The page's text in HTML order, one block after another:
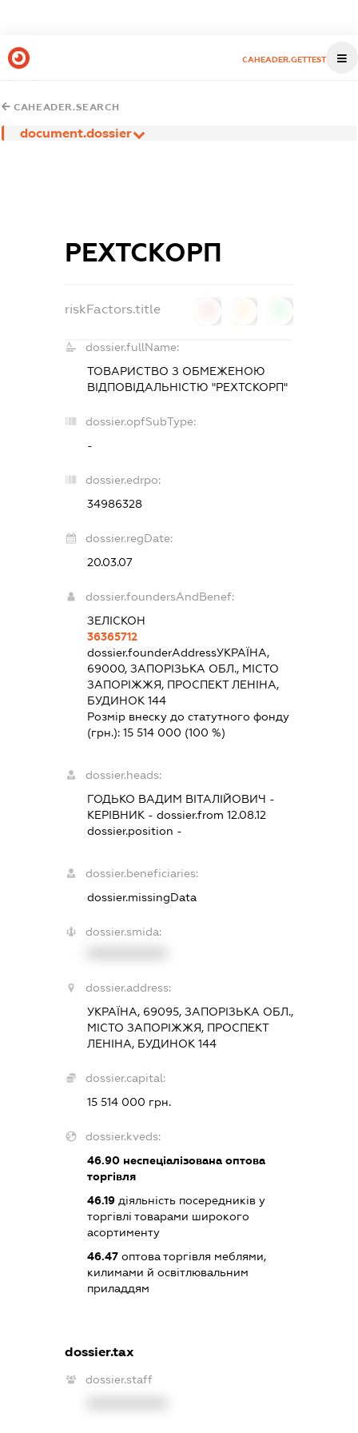
CAHEADER.GETTEST
CAHEADER.SEARCH
document.dossier
РЕХТСКОРП
riskFactors.title
dossier.fullName:
ТОВАРИСТВО З ОБМЕЖЕНОЮ
ВІДПОВІДАЛЬНІСТЮ "РЕХТСКОРП"
dossier.opfSubType:
-
dossier.edrpo:
34986328
dossier.regDate:
20.03.07
dossier.foundersAndBenef:
ЗЕЛІСКОН
36365712
dossier.founderAddressУКРАЇНА,
69000, ЗАПОРІЗЬКА ОБЛ., МІСТО
ЗАПОРІЖЖЯ, ПРОСПЕКТ ЛЕНІНА,
БУДИНОК 144
Розмір внеску до статутного фонду
(грн.): 15 514 000 (100 %)
dossier.heads:
ГОДЬКО ВАДИМ ВІТАЛІЙОВИЧ -
КЕРІВНИК- dossier.from 12.08.12
dossier.position -
dossier.beneficiaries:
dossier.missingData
dossier.smida:
dossier.address:
УКРАЇНА, 69095, ЗАПОРІЗЬКА ОБЛ.,
МІСТО ЗАПОРІЖЖЯ, ПРОСПЕКТ
ЛЕНІНА, БУДИНОК 144
dossier.capital:
15 514 000 грн.
dossier.kveds:
46.90неспеціалізована оптова
торгівля
46.19діяльність посередників у
торгівлі товарами широкого
асортименту
46.47оптова торгівля меблями,
килимами й освітлювальним
приладдям
dossier.tax
dossier.staff